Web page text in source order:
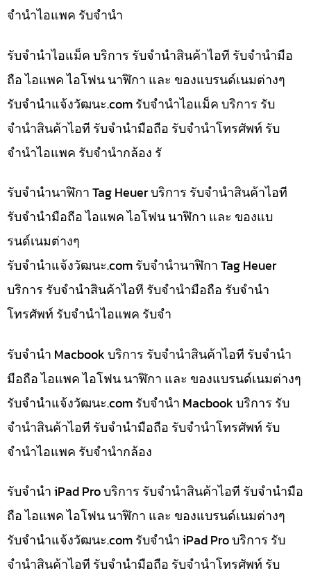
จำนำไอแพค รับจำนำ
รับจำนำไอแม็ค บริการ รับจำนำสินค้าไอที รับจำนำมือ
ถือ ไอแพค ไอโฟน นาฬิกา และ ของแบรนด์เนมต่างๆ
รับจํานําแจ้งวัฒนะ.com รับจำนำไอแม็ค บริการ รับ
จำนำสินค้าไอที รับจำนำมือถือ รับจำนำโทรศัพท์ รับ
จำนำไอแพค รับจำนำกล้อง รั
รับจำนำนาฬิกา Tag Heuer บริการ รับจำนำสินค้าไอที
รับจำนำมือถือ ไอแพค ไอโฟน นาฬิกา และ ของแบ
รนด์เนมต่างๆ
รับจํานําแจ้งวัฒนะ.com รับจำนำนาฬิกา Tag Heuer
บริการ รับจำนำสินค้าไอที รับจำนำมือถือ รับจำนำ
โทรศัพท์ รับจำนำไอแพค รับจำ
รับจำนำ Macbook บริการ รับจำนำสินค้าไอที รับจำนำ
มือถือ ไอแพค ไอโฟน นาฬิกา และ ของแบรนด์เนมต่างๆ
รับจํานําแจ้งวัฒนะ.com รับจำนำ Macbook บริการ รับ
จำนำสินค้าไอที รับจำนำมือถือ รับจำนำโทรศัพท์ รับ
จำนำไอแพค รับจำนำกล้อง
รับจำนำ iPad Pro บริการ รับจำนำสินค้าไอที รับจำนำมือ
ถือ ไอแพค ไอโฟน นาฬิกา และ ของแบรนด์เนมต่างๆ
รับจํานําแจ้งวัฒนะ.com รับจำนำ iPad Pro บริการ รับ
จำนำสินค้าไอที รับจำนำมือถือ รับจำนำโทรศัพท์ รับ